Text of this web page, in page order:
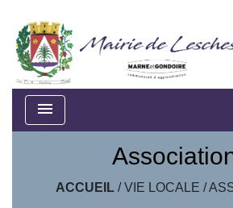
menu
ACCUEIL /VIE LOCALE /